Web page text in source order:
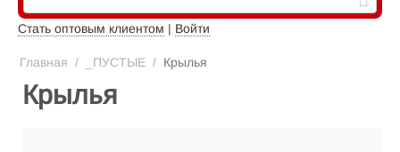
Стать оптовым клиентом | Войти
Главная / _ПУСТЫЕ / Крылья
Крылья